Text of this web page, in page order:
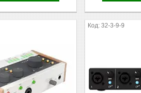
32-3-9-9